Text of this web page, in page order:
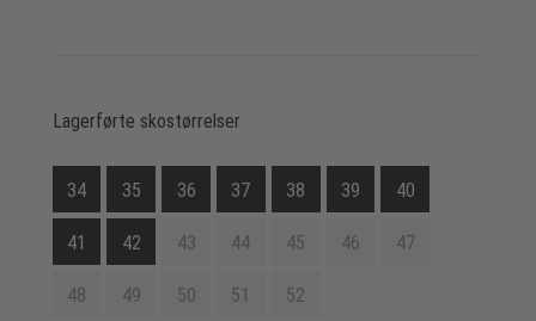
Lagerførte skostørrelser
34 35 36 37 38 39 40
41 42 43 44 45 46 47
48 49 50 51 52